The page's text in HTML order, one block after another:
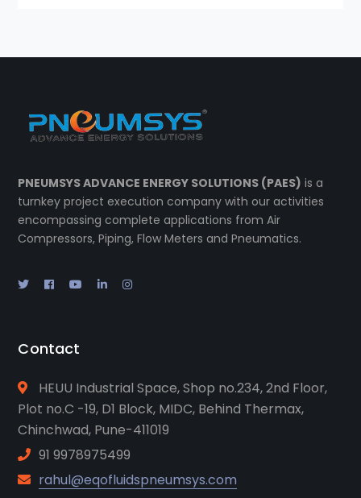
PNEUMSYS ADVANCE ENERGY SOLUTIONS (PAES) is a
turnkey project execution company with our activities
encompassing complete applications from Air
Compressors, Piping, Flow Meters and Pneumatics.
Contact
HEUU Industrial Space, Shop no.234, 2nd Floor,
Plot no.C -19, D1 Block, MIDC, Behind Thermax,
Chinchwad, Pune-411019
91 9978975499
rahul@eqofluidspneumsys.com